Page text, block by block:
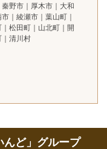
野市｜厚木市｜大和
｜綾瀬市｜葉山町｜
松田町｜山北町｜開
｜清川村
んど」グループ